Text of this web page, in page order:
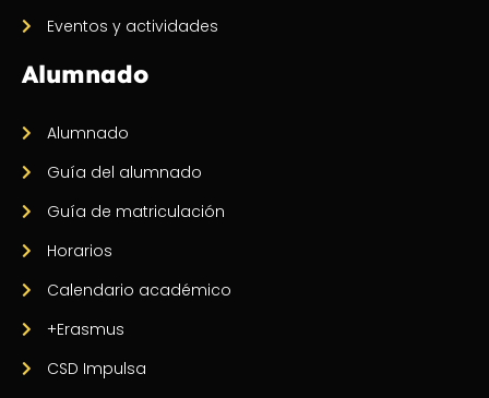
Eventos y actividades
Alumnado
Alumnado
Guía del alumnado
Guía de matriculación
Horarios
Calendario académico
+Erasmus
CSD Impulsa